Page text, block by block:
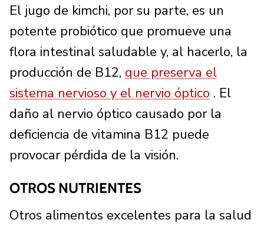
El jugo de kimchi, por su parte, es un
potente probiótico que promueve una
flora intestinal saludable y, al hacerlo, la
producción de B12, que preserva el
sistema nervioso y el nervio óptico . El
daño al nervio óptico causado por la
deficiencia de vitamina B12 puede
provocar pérdida de la visión.
OTROS NUTRIENTES
Otros alimentos excelentes para la salud